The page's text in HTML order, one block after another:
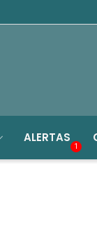
ALERTAS
1